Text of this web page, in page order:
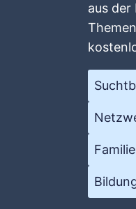
aus der